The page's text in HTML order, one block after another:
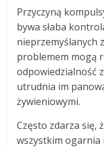
Przyczyną
bywa słaba
nieprzemyślanych
problemem mogą
odpowiedzialność
utrudnia im
żywieniowymi.
Często zdarza się,
wszystkim ogarnia